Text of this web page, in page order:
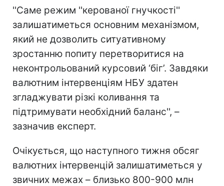
''Саме режим ''керованої гнучкості''
залишатиметься основним механізмом,
який не дозволить ситуативному
зростанню попиту перетворитися на
неконтрольований курсовий ‘біг’. Завдяки
валютним інтервенціям НБУ здатен
згладжувати різкі коливання та
підтримувати необхідний баланс'', –
зазначив експерт.
Очікується, що наступного тижня обсяг
валютних інтервенцій залишатиметься у
звичних межах – близько 800-900 млн